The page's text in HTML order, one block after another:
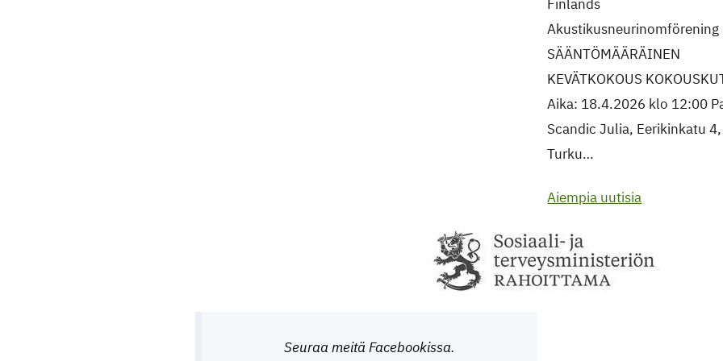
Finlands
Akustikusneurinomförening
SÄÄNTÖMÄÄRÄINEN
KEVÄTKOKOUS
Aika: 18.4.2026 klo 12:00
Scandic Julia, Eerikinkatu 4,
Turku…
Aiempia uutisia
Seuraa meitä Facebookissa.